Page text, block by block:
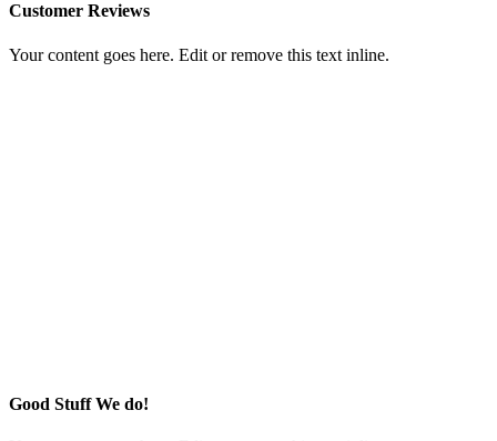
Customer Reviews
Your content goes here. Edit or remove this text inline.
Good Stuff We do!